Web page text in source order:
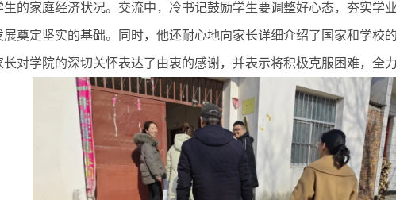
的家庭经济状况。交流中，冷书记鼓励学生要调整好心态，夯实学
奠定坚实的基础。同时，他还耐心地向家长详细介绍了国家和学校
对学院的深切关怀表达了由衷的感谢，并表示将积极克服困难，全